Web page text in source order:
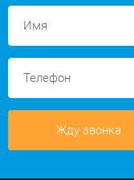
Жду звонка